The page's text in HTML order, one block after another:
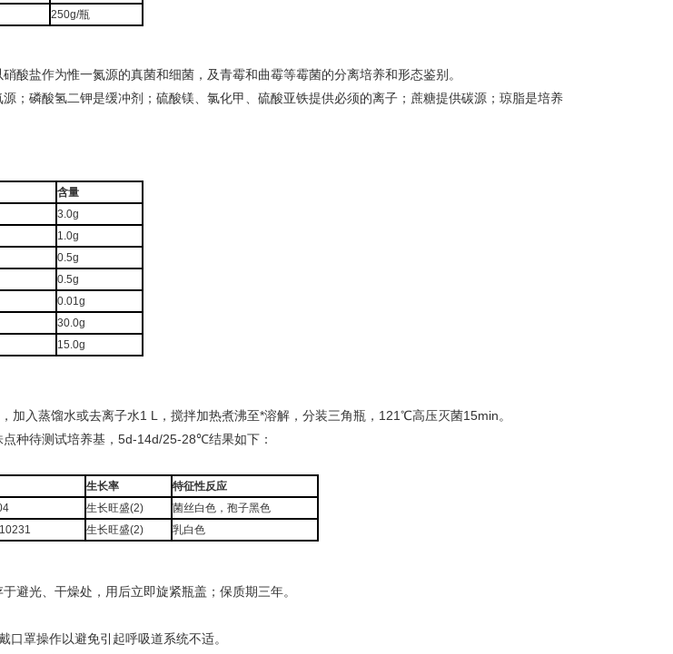
250g/瓶
硝酸盐作为惟一氮源的真菌和细菌，及青霉和曲霉等霉菌的分离培养和形态鉴别。
；磷酸氢二钾是缓冲剂；硫酸镁、氯化甲、硫酸亚铁提供必须的离子；蔗糖提供碳源；琼脂是培养
含量
3.0g
1.0g
0.5g
0.5g
0.01g
30.0g
15.0g
加入蒸馏水或去离子水1 L，搅拌加热煮沸至*溶解，分装三角瓶，121℃高压灭菌15min。
点种待测试培养基，5d-14d/25-28℃结果如下：
生长率 特征性反应
生长旺盛(2)
菌丝白色，孢子黑色
生长旺盛(2) 乳白色
于避光、干燥处，用后立即旋紧瓶盖；保质期三年。
口罩操作以避免引起呼吸道系统不适。